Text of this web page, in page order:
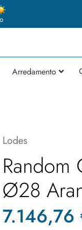
Arredamento
Lodes
Random
Ø28
7.146,76